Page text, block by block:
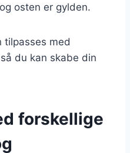
osten er gylden.
tilpasses med
du kan skabe din
forskellige